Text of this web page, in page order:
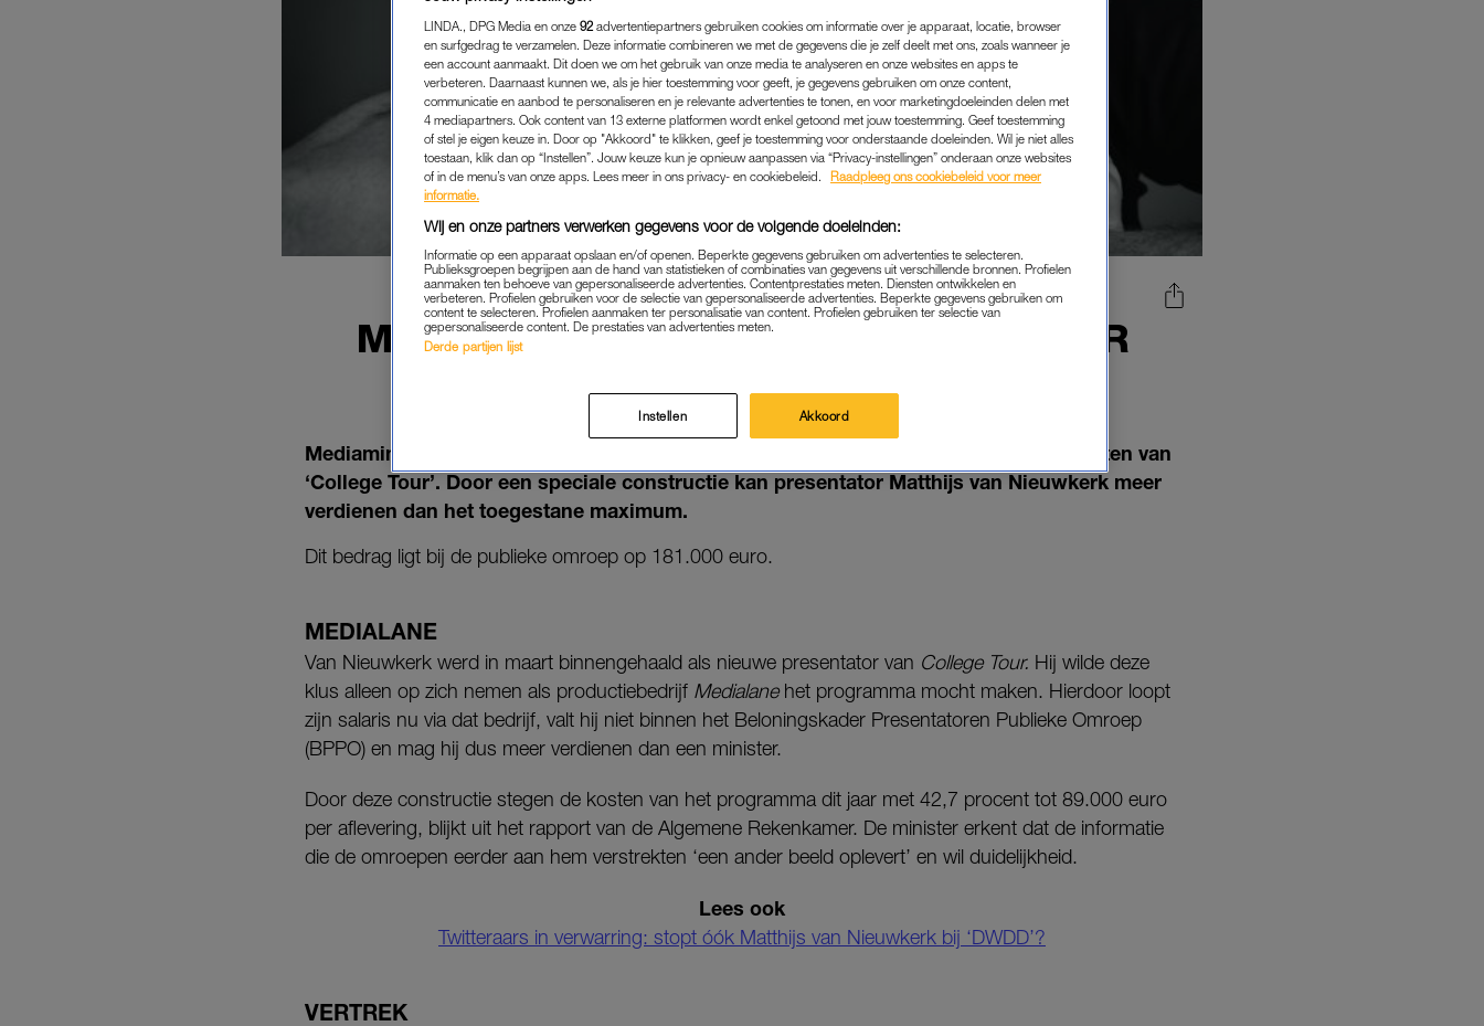
MINISTER SLOB WIL OPHELDERING OVER
SALARIS MATTHIJS VAN NIEUWKERK
BINNENLAND|LINDA.
13-12-2019 | MALU PESULIMA
Mediaminister Arie Slob wil dat BNNVARA en NTR uitleg geven over de gestegen kosten van
‘College Tour’. Door een speciale constructie kan presentator Matthijs van Nieuwkerk meer
verdienen dan het toegestane maximum.
Dit bedrag ligt bij de publieke omroep op 181.000 euro.
MEDIALANE
Van Nieuwkerk werd in maart binnengehaald als nieuwe presentator van College Tour. Hij wilde deze
klus alleen op zich nemen als productiebedrijf Medialanehet programma mocht maken. Hierdoor loopt
zijn salaris nu via dat bedrijf, valt hij niet binnen het Beloningskader Presentatoren Publieke Omroep
(BPPO) en mag hij dus meer verdienen dan een minister.
Door deze constructie stegen de kosten van het programma dit jaar met 42,7 procent tot 89.000 euro
per aflevering, blijkt uit het rapport van de Algemene Rekenkamer. De minister erkent dat de informatie
die de omroepen eerder aan hem verstrekten ‘een ander beeld oplevert’ en wil duidelijkheid.
Lees ook
Twitteraars in verwarring: stopt óók Matthijs van Nieuwkerk bij ‘DWDD’?
VERTREK
LINDA., DPG Media en onze 92 advertentiepartners gebruiken cookies om informatie over je apparaat, locatie, browser
en surfgedrag te verzamelen. Deze informatie combineren we met de gegevens die je zelf deelt met ons, zoals wanneer je
een account aanmaakt. Dit doen we om het gebruik van onze media te analyseren en onze websites en apps te
verbeteren. Daarnaast kunnen we, als je hier toestemming voor geeft, je gegevens gebruiken om onze content,
communicatie en aanbod te personaliseren en je relevante advertenties te tonen, en voor marketingdoeleinden delen met
4 mediapartners. Ook content van 13 externe platformen wordt enkel getoond met jouw toestemming. Geef toestemming
of stel je eigen keuze in. Door op "Akkoord" te klikken, geef je toestemming voor onderstaande doeleinden. Wil je niet alles
toestaan, klik dan op “Instellen”. Jouw keuze kun je opnieuw aanpassen via “Privacy-instellingen” onderaan onze websites
of in de menu’s van onze apps. Lees meer in ons privacy- en cookiebeleid.
Raadpleeg ons cookiebeleid voor meer
informatie.
Wij en onze partners verwerken gegevens voor de volgende doeleinden:
Informatie op een apparaat opslaan en/of openen. Beperkte gegevens gebruiken om advertenties te selecteren.
Publieksgroepen begrijpen aan de hand van statistieken of combinaties van gegevens uit verschillende bronnen. Profielen
aanmaken ten behoeve van gepersonaliseerde advertenties. Contentprestaties meten. Diensten ontwikkelen en
verbeteren. Profielen gebruiken voor de selectie van gepersonaliseerde advertenties. Beperkte gegevens gebruiken om
content te selecteren. Profielen aanmaken ter personalisatie van content. Profielen gebruiken ter selectie van
gepersonaliseerde content. De prestaties van advertenties meten.
Derde partijen lijst
Instellen Akkoord